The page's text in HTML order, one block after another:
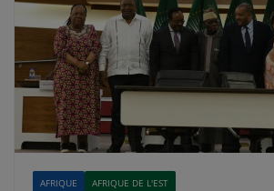
AFRIQUE
AFRIQUE DE L'EST